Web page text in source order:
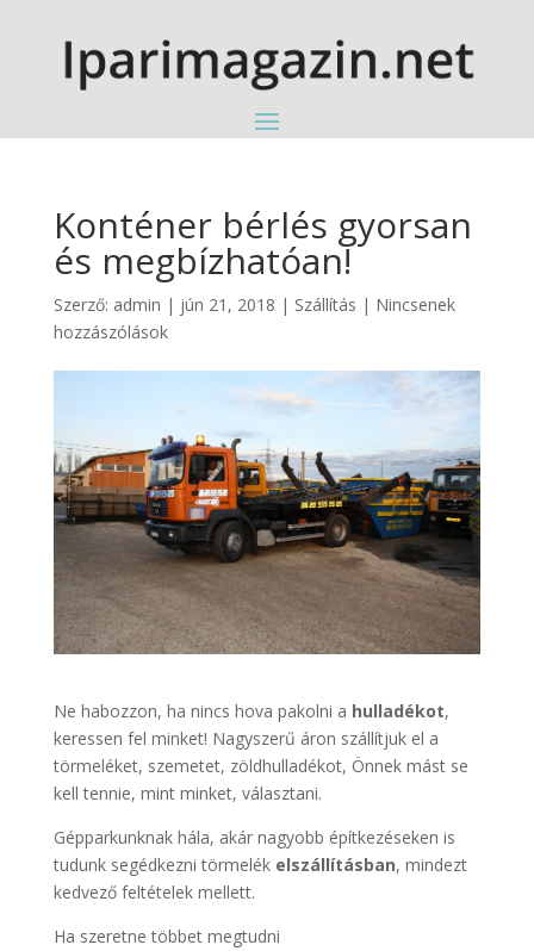
Konténer bérlés gyorsan
és megbízhatóan!
Szerző: admin | jún 21, 2018 | Szállítás | Nincsenek
hozzászólások
Ne habozzon, ha nincs hova pakolni a hulladékot,
keressen fel minket! Nagyszerű áron szállítjuk el a
törmeléket, szemetet, zöldhulladékot, Önnek mást se
kell tennie, mint minket, választani.
Gépparkunknak hála, akár nagyobb építkezéseken is
tudunk segédkezni törmelék elszállításban, mindezt
kedvező feltételek mellett.
Ha szeretne többet megtudni